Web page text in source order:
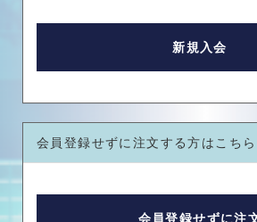
会員登録せずに注文する方はこちら